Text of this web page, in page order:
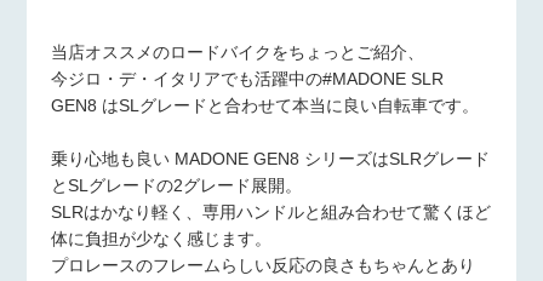
当店オススメのロードバイクをちょっとご紹介、
今ジロ・デ・イタリアでも活躍中の#MADONE SLR
GEN8 はSLグレードと合わせて本当に良い自転車です。
乗り心地も良い MADONE GEN8 シリーズはSLRグレード
とSLグレードの2グレード展開。
SLRはかなり軽く、専用ハンドルと組み合わせて驚くほど
体に負担が少なく感じます。
プロレースのフレームらしい反応の良さもちゃんとあり